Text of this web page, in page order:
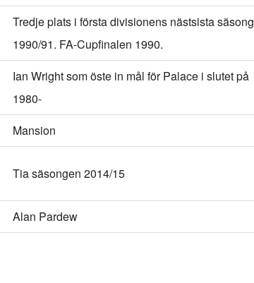
Tredje plats i första divisionens nästsista säsong
1990/91. FA-Cupfinalen 1990.
Ian Wright som öste in mål för Palace i slutet på
1980-
Mansion
Tia säsongen 2014/15
Alan Pardew